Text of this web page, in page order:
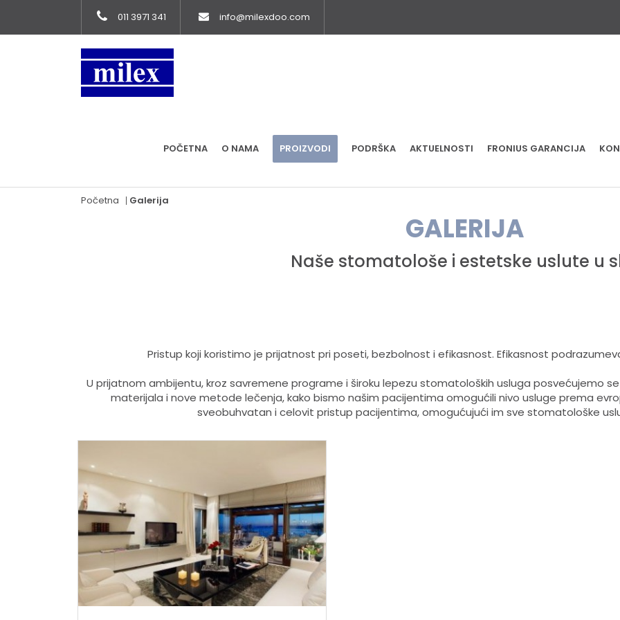
011 3971 341 info@milexdoo.com
POČETNA O NAMA PROIZVODI PODRŠKA AKTUELNOSTI FRONIUS GARANCIJA
Početna Galerija
GALERIJA
Naše stomatološe i estetske uslute u
Pristup koji koristimo je prijatnost pri poseti, bezbolnost i efikasnost. Efikasnost
U prijatnom ambijentu, kroz savremene programe i široku lepezu stomatoloških usluga posvećujemo
materijala i nove metode lečenja, kako bismo našim pacijentima omogućili nivo usluge prema
sveobuhvatan i celovit pristup pacijentima, omogućujući im sve stomatološke